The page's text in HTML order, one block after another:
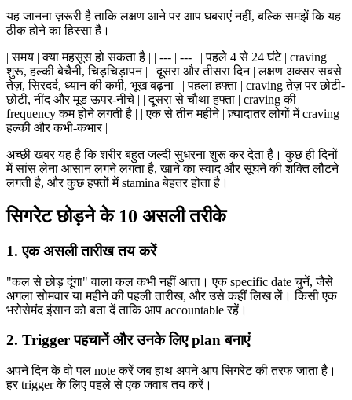
यह जानना ज़रूरी है ताकि लक्षण आने पर आप घबराएं नहीं, बल्कि समझें कि यह
ठीक होने का हिस्सा है।
| समय | क्या महसूस हो सकता है | | --- | --- | | पहले 4 से 24 घंटे | craving
शुरू, हल्की बेचैनी, चिड़चिड़ापन | | दूसरा और तीसरा दिन | लक्षण अक्सर सबसे
तेज़, सिरदर्द, ध्यान की कमी, भूख बढ़ना | | पहला हफ्ता | craving तेज़ पर छोटी-
छोटी, नींद और मूड ऊपर-नीचे | | दूसरा से चौथा हफ्ता | craving की
frequency कम होने लगती है | | एक से तीन महीने | ज़्यादातर लोगों में craving
हल्की और कभी-कभार |
अच्छी खबर यह है कि शरीर बहुत जल्दी सुधरना शुरू कर देता है। कुछ ही दिनों
में सांस लेना आसान लगने लगता है, खाने का स्वाद और सूंघने की शक्ति लौटने
लगती है, और कुछ हफ्तों में stamina बेहतर होता है।
सिगरेट छोड़ने के 10 असली तरीके
1. एक असली तारीख तय करें
"कल से छोड़ दूंगा" वाला कल कभी नहीं आता। एक specific date चुनें, जैसे
अगला सोमवार या महीने की पहली तारीख, और उसे कहीं लिख लें। किसी एक
भरोसेमंद इंसान को बता दें ताकि आप accountable रहें।
2. Trigger पहचानें और उनके लिए plan बनाएं
अपने दिन के वो पल note करें जब हाथ अपने आप सिगरेट की तरफ जाता है।
हर trigger के लिए पहले से एक जवाब तय करें।